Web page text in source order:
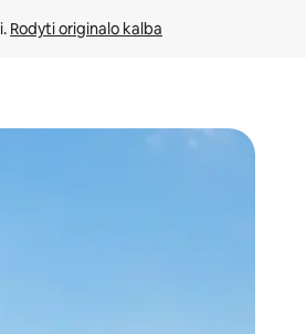
Rodyti originalo kalba